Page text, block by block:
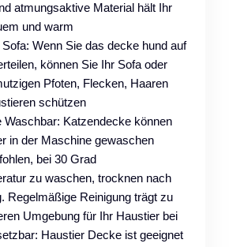
atmungsaktive Material hält Ihr
und warm
Wenn Sie das decke hund auf
können Sie Ihr Sofa oder
Pfoten, Flecken, Haaren
schützen
Waschbar: Katzendecke können
in der Maschine gewaschen
bei 30 Grad
zu waschen, trocknen nach
Regelmäßige Reinigung trägt zu
Umgebung für Ihr Haustier bei
Haustier Decke ist geeignet